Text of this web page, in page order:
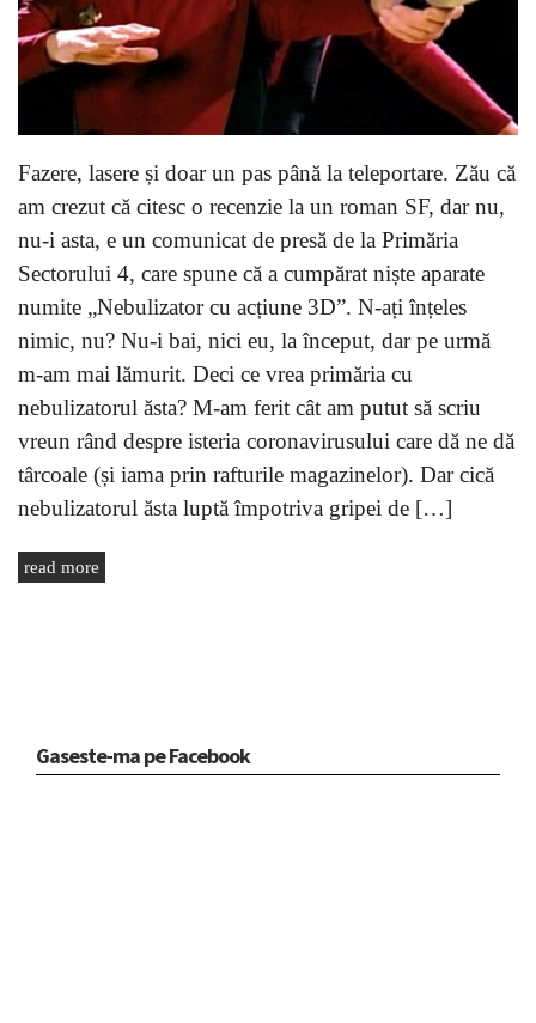
Fazere, lasere și doar un pas până la teleportare. Zău că
am crezut că citesc o recenzie la un roman SF, dar nu,
nu-i asta, e un comunicat de presă de la Primăria
Sectorului 4, care spune că a cumpărat niște aparate
numite „Nebulizator cu acțiune 3D”. N-ați înțeles
nimic, nu? Nu-i bai, nici eu, la început, dar pe urmă
m-am mai lămurit. Deci ce vrea primăria cu
nebulizatorul ăsta? M-am ferit cât am putut să scriu
vreun rând despre isteria coronavirusului care dă ne dă
târcoale (și iama prin rafturile magazinelor). Dar cică
nebulizatorul ăsta luptă împotriva gripei de […]
read more
Gaseste-ma pe Facebook